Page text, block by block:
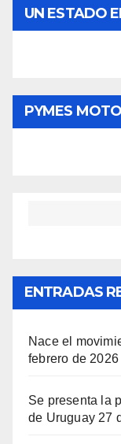
UN ESTADO
PYMES
ENTRADAS
Nace el
febrero de 2026
Se presenta la
de Uruguay 27